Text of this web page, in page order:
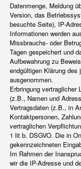
Datenmenge, Meldung
Version, das
besuchte Seite), IP-
Informationen werden
Missbrauchs- oder
Tagen gespeichert und
Aufbewahrung zu
endgültigen Klärung des
ausgenommen.
Erbringung vertraglicher
(z.B., Namen und
Vertragsdaten (z.B., in
Kontaktpersonen,
vertraglichen
1 lit b. DSGVO. Die in
gekennzeichneten
Im Rahmen der
wir die IP-Adresse und